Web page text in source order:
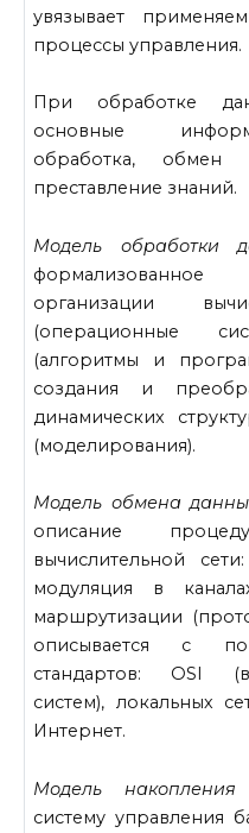
увязывает
процессы уп­равления.
При обработке
основные
обработка, обмен
преставление знаний.
Модель обработки
организации
(операцион­ные
(алгоритмы и
создания и
динамических
(моделирования).
Модель обмена
описание
вычислительной
моду­ляция в
маршрутизации
описывается с
стандар­тов: OSI
систем), локальных
Интернет.
Модель
систему управления